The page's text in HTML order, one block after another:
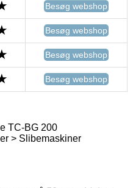
Besøg webshop
Besøg webshop
Besøg webshop
Besøg webshop
TC-BG 200
> Slibemaskiner